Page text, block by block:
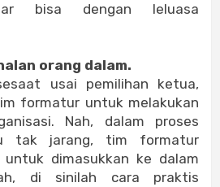
bisa dengan leluasa
orang dalam.
usai pemilihan ketua,
formatur untuk melakukan
Nah, dalam proses
tak jarang, tim formatur
untuk dimasukkan ke dalam
di sinilah cara praktis